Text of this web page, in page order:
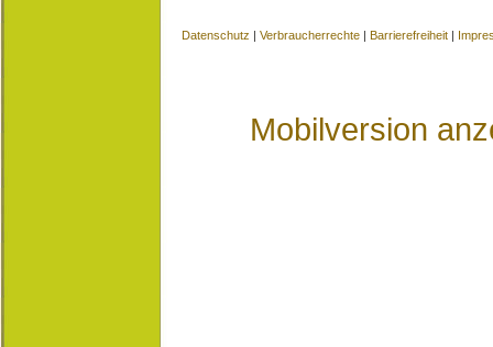
Datenschutz | Verbraucherrechte | Barrierefreiheit |
Mobilversion